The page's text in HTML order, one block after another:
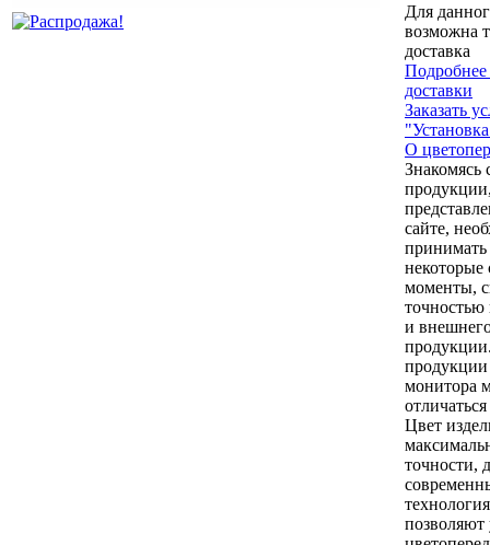
Для
возможна
доставка
Подробнее
доставки
Заказать
О
Знакомясь
сайте,
некоторые
моменты,
точностью
и
продукции
монитора
Цвет
точности,
позволяют